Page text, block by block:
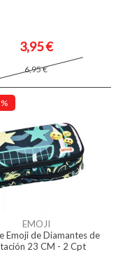
3,95 €
6,95 €
EMOJI
Emoji de Diamantes de
23 CM - 2 Cpt